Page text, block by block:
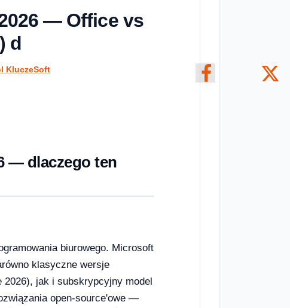
— Office vs
d
KluczeSoft
— dlaczego ten
biurowego. Microsoft
klasyczne wersje
2026), jak i subskrypcyjny model
open-source'owe —